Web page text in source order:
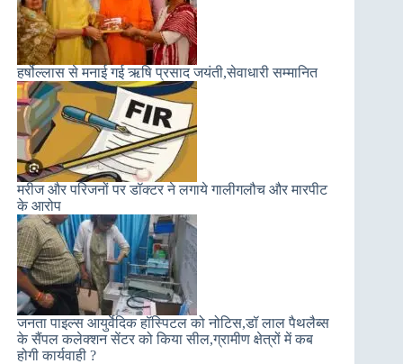
हर्षोल्लास से मनाई गई ऋषि प्रसाद जयंती,सेवाधारी सम्मानित
मरीज और परिजनों पर डॉक्टर ने लगाये गालीगलौच और मारपीट
के आरोप
जनता पाइल्स आयुर्वेदिक हॉस्पिटल को नोटिस,डॉ लाल पैथलैब्स
के सैंपल कलेक्शन सेंटर को किया सील,ग्रामीण क्षेत्रों में कब
होगी कार्यवाही ?